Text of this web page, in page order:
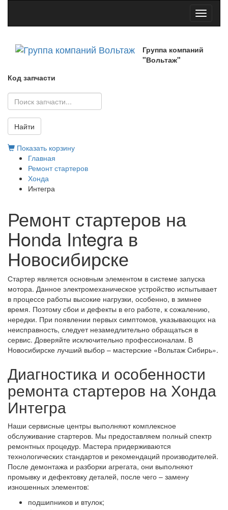
Toggle
Группа компаний
"Вольтаж"
Код запчасти
Найти
Показать корзину
Главная
Ремонт стартеров
Хонда
Интегра
Ремонт стартеров на
Honda Integra в
Новосибирске
Стартер является основным элементом в системе запуска
мотора. Данное электромеханическое устройство испытывает
в процессе работы высокие нагрузки, особенно, в зимнее
время. Поэтому сбои и дефекты в его работе, к сожалению,
нередки. При появлении первых симптомов, указывающих на
неисправность, следует незамедлительно обращаться в
сервис. Доверяйте исключительно профессионалам. В
Новосибирске лучший выбор – мастерские «Вольтаж Сибирь».
Диагностика и особенности
ремонта стартеров на Хонда
Интегра
Наши сервисные центры выполняют комплексное
обслуживание стартеров. Мы предоставляем полный спектр
ремонтных процедур. Мастера придерживаются
технологических стандартов и рекомендаций производителей.
После демонтажа и разборки агрегата, они выполняют
промывку и дефектовку деталей, после чего – замену
изношенных элементов:
подшипников и втулок;